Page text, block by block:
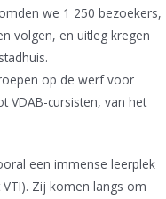
we 1 250 bezoekers,
volgen, en uitleg kregen
op de werf voor
VDAB-cursisten, van het
een immense leerplek
Zij komen langs om